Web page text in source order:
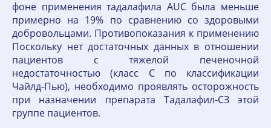
фоне применения тадалафила AUC была меньше
примерно на 19% по сравнению со здоровыми
добровольцами. Противопоказания к применению
Поскольку нет достаточных данных в отношении
пациентов с тяжелой печеночной
недостаточностью (класс С по классификации
Чайлд-Пью), необходимо проявлять осторожность
при назначении препарата Тадалафил-СЗ этой
группе пациентов.